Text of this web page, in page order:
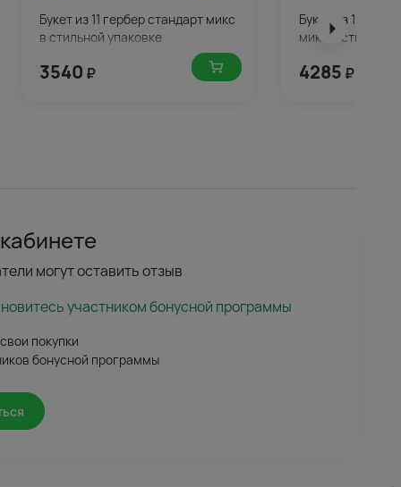
Букет из 11 гербер стандарт микс
в стильной упаковке
3540 ₽
Букет из 15
микс в стильной
4285 ₽
могут оставить отзыв
участником бонусной программы
покупки
бонусной программы